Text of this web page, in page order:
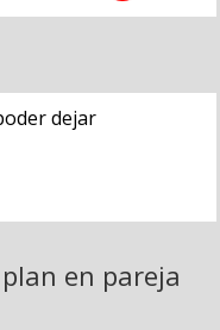
dejar
en pareja